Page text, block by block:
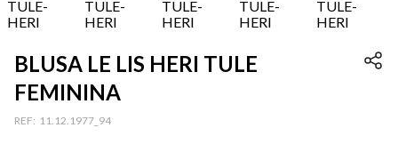
BLUSA LE LIS HERI TULE
FEMININA
: 11.12.1977_94